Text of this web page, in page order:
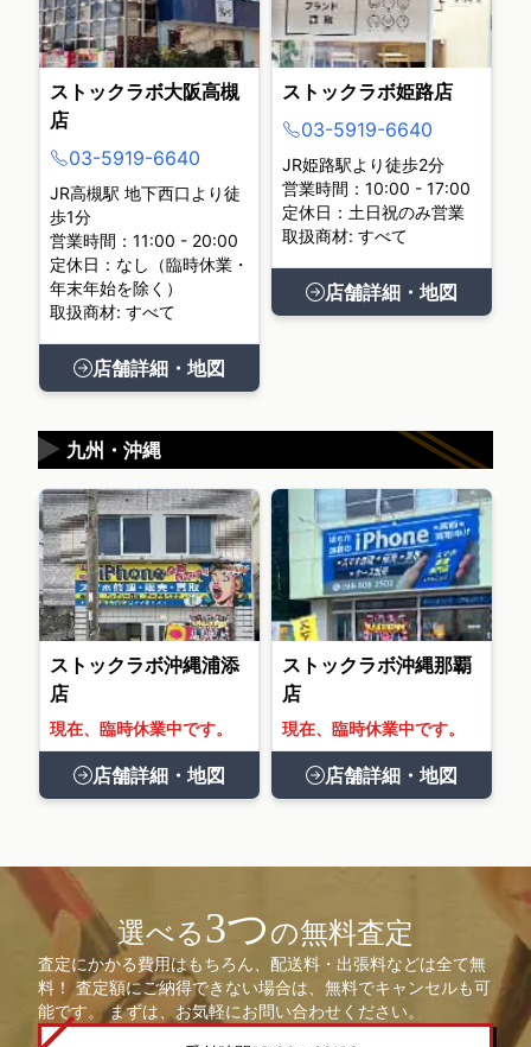
ストックラボ大阪高槻
店
03-5919-6640
JR高槻駅 地下西口より徒
歩1分
営業時間：11:00 - 20:00
定休日：なし（臨時休業・
年末年始を除く）
取扱商材: すべて
店舗詳細・地図
ストックラボ姫路店
03-5919-6640
JR姫路駅より徒歩2分
営業時間：10:00 - 17:00
定休日：土日祝のみ営業
取扱商材: すべて
店舗詳細・地図
九州・沖縄
▶
ストックラボ沖縄浦添
店
現在、臨時休業中です。
店舗詳細・地図
ストックラボ沖縄那覇
店
現在、臨時休業中です。
店舗詳細・地図
選べる3つの無料査定
査定にかかる費用はもちろん、配送料・出張料などは全て無
料！ 査定額にご納得できない場合は、無料でキャンセルも可
能です。 まずは、お気軽にお問い合わせください。